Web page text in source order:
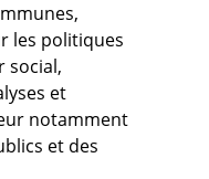
les politiques
social,
et
notamment
et des